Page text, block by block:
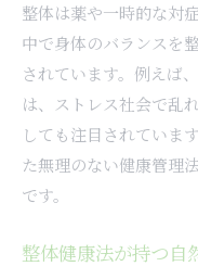
超整体健
整体健康
超整体健
整体を通
整体健康
整体は薬や一時的な対
中で身体のバランスを
されています。例えば
は、ストレス社会で乱
しても注目されていま
た無理のない健康管理
です。
整体健康法が持つ自